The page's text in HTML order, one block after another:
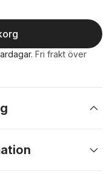
. Fri frakt över